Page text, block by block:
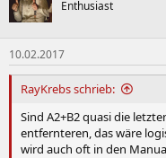
Enthusiast
10.02.2017
RayKrebs schrieb:
Sind A2+B2 quasi die
entfernteren, das wäre
wird auch oft in den